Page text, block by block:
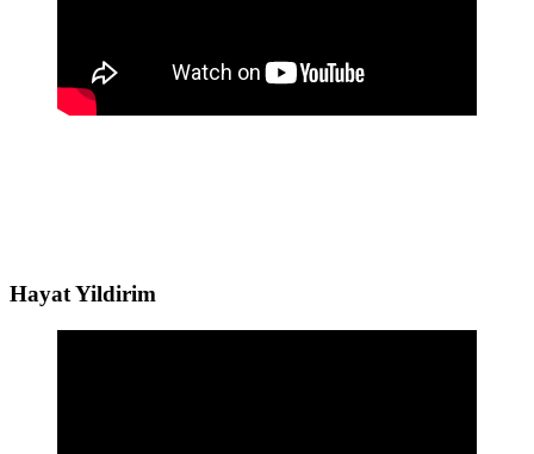
Hayat Yildirim